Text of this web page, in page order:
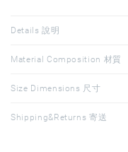
Details 說明
Material Composition 材質
Size Dimensions 尺寸
Shipping&Returns 寄送